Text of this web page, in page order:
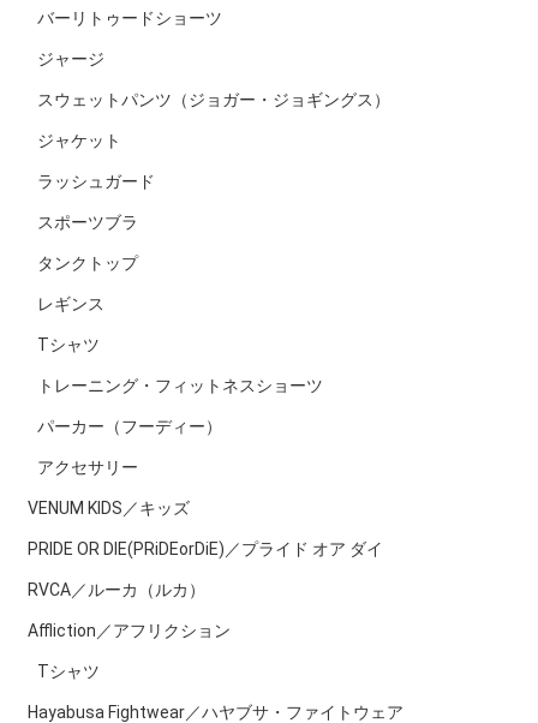
バーリトゥードショーツ
ジャージ
スウェットパンツ（ジョガー・ジョギングス）
ジャケット
ラッシュガード
スポーツブラ
タンクトップ
レギンス
Tシャツ
トレーニング・フィットネスショーツ
パーカー（フーディー）
アクセサリー
VENUM KIDS／キッズ
PRIDE OR DIE(PRiDEorDiE)／プライド オア ダイ
RVCA／ルーカ（ルカ）
Affliction／アフリクション
Tシャツ
Hayabusa Fightwear／ハヤブサ・ファイトウェア